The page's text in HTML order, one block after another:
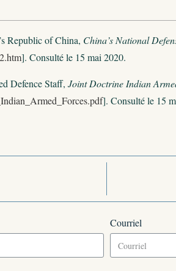
Republic of China, China’s National
]. Consulté le 15 mai 2020.
Defence Staff, Joint Doctrine Indian
]. Consulté le 15
Courriel